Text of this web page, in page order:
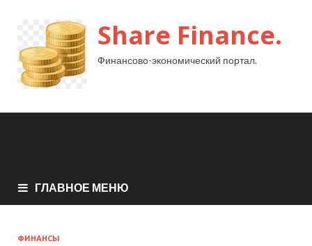
Share Finance.
Финансово-экономический портал.
ГЛАВНОЕ МЕНЮ
ФИНАНСЫ